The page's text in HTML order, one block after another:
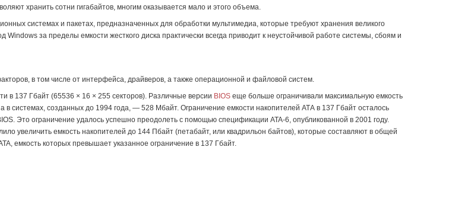
хранить сотни гигабайтов, многим оказывается мало и этого объема.
системах и пакетах, предназначенных для обработки мультимедиа, которые требуют хранения великого
за пределы емкости жесткого диска практически всегда приводит к неустойчивой работе системы, сбоям и
в том числе от интерфейса, драйверов, а также операционной и файловой систем.
в 137 Гбайт (65536 × 16 × 255 секторов). Различные версии BIOS еще больше ограничивали максимальную емкость
в системах, созданных до 1994 года, — 528 Мбайт. Ограничение емкости накопителей АТА в 137 Гбайт осталось
Это ограничение удалось успешно преодолеть с помощью спецификации ATA-6, опубликованной в 2001 году.
увеличить емкость накопителей до 144 Пбайт (петабайт, или квадрильон байтов), которые составляют в общей
емкость которых превышает указанное ограничение в 137 Гбайт.